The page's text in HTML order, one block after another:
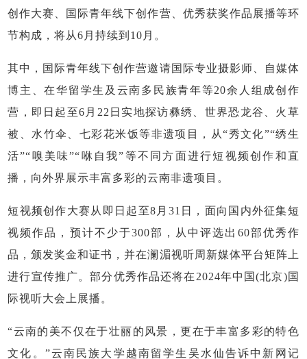
创作大赛、国际青年线下创作营、优秀获奖作品展播等环
节构成，将从6月持续到10月。
其中，国际青年线下创作营邀请国际专业摄影师、自媒体
博主、在华留学生及云南多民族青年等20余人组成创作
营，即日起至6月22日实地探访彝绣、世界恐龙谷、火草
被、水竹伞、七彩花米饭等非遗项目，从“秀文化”“绣生
活”“嗅美味”“咻自我”等不同方面进行短视频创作和直
播，向外界展示丰富多彩的云南非遗项目。
短视频创作大赛从即日起至8月31日，面向国内外征集短
视频作品，预计不少于300部，从中评选出60部优秀作
品，颁发奖金和证书，并在澜湄视听周新媒体平台矩阵上
进行宣传推广。部分优秀作品还将在2024年中国(北京)国
际视听大会上展播。
“云南的美不仅在于壮丽的风景，更在于丰富多彩的特色
文化。”云南民族大学越南留学生吴水仙告诉中新网记